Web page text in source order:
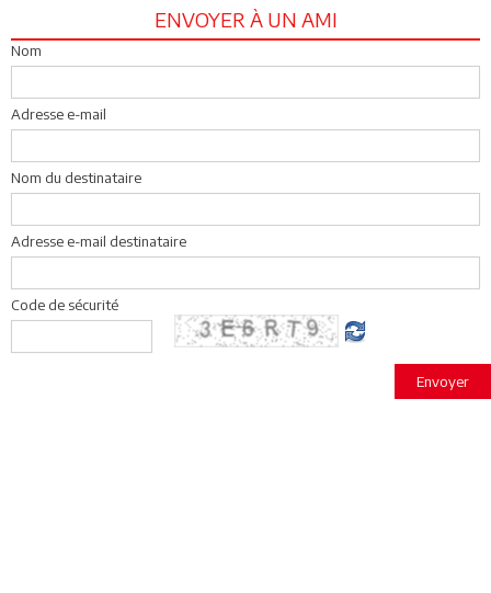
ENVOYER À UN AMI
Nom
Adresse e-mail
Nom du destinataire
Adresse e-mail destinataire
Code de sécurité
Envoyer